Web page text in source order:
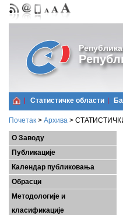
Статистичке области
Почетак > Архива >
О Заводу
Публикације
Календар публиковања
Обрасци
Методологије и
класификације